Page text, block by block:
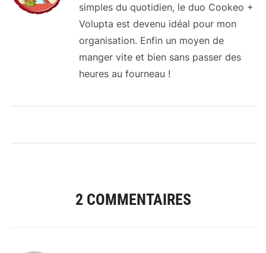
simples du quotidien, le duo Cookeo +
Volupta est devenu idéal pour mon
organisation. Enfin un moyen de
manger vite et bien sans passer des
heures au fourneau !
2 COMMENTAIRES